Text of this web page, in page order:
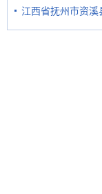
江西省抚州市资溪